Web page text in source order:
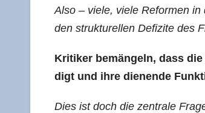
Also – vie­le, vie­le Refor­men
den struk­tu­rel­len Defi­zi­te des
Kri­ti­ker bemän­geln, dass
digt und ihre die­nen­de
Dies ist doch die zen­tra­le